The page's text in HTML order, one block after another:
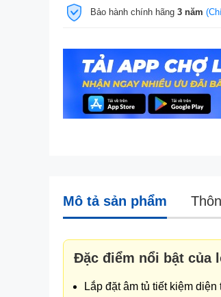
Bảo hành chính hãng 3 năm
Mô tả sản phẩm
Đặc điểm nổi bật của
Lắp đặt âm tủ tiết kiệm